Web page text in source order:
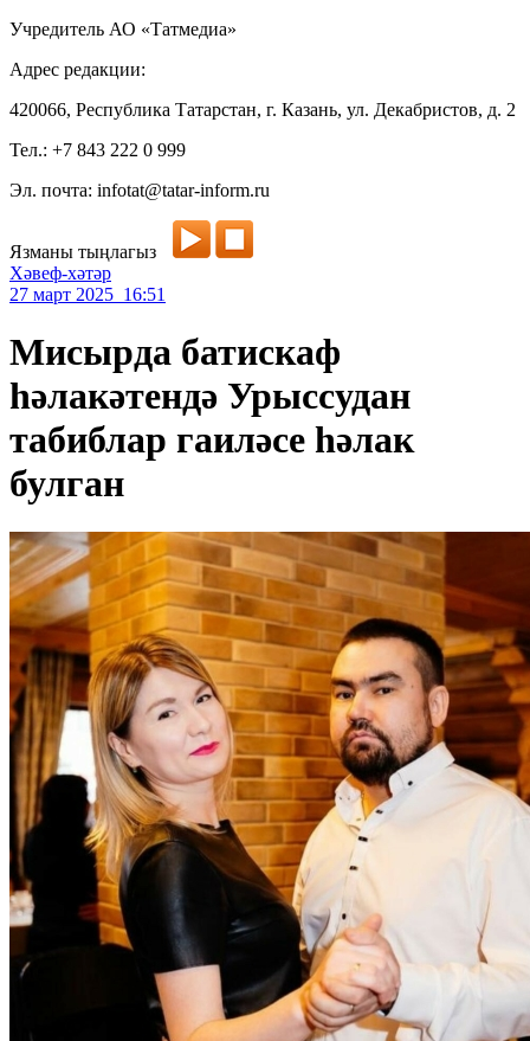
Учредитель АО «Татмедиа»
Адрес редакции:
420066, Республика Татарстан, г. Казань, ул. Декабристов, д. 2
Тел.: +7 843 222 0 999
Эл. почта: infotat@tatar-inform.ru
Язманы тыңлагыз
Хәвеф-хәтәр
27 март 2025 16:51
Мисырда батискаф
һәлакәтендә Урыссудан
табиблар гаиләсе һәлак
булган